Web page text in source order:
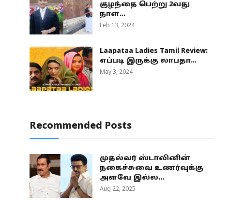
குழந்தை பெற்று 2வது
நாள...
Feb 13, 2024
Laapataa Ladies Tamil Review:
எப்படி இருக்கு லாபதா...
May 3, 2024
Recommended Posts
முதல்வர் ஸ்டாலினின்
நகைச்சுவை உணர்வுக்கு
அளவே இல்ல...
Aug 22, 2025